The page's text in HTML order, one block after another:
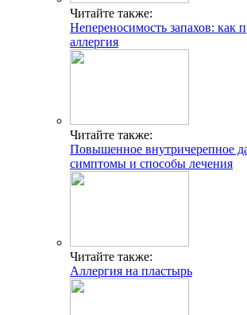
Читайте также:
Непереносимость запахов: как
аллергия
Читайте также:
Повышенное внутричерепное
симптомы и способы лечения
Читайте также:
Аллергия на пластырь